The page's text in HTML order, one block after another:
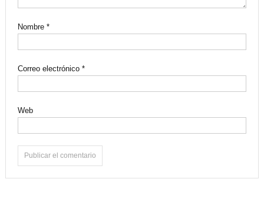
Nombre *
Correo electrónico *
Web